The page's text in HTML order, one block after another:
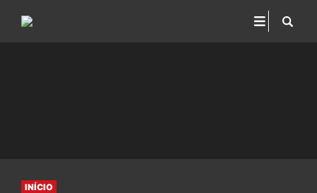
INÍCIO